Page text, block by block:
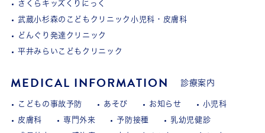
さくらキッズくりにっく
武蔵小杉森のこどもクリニック小児科・皮膚科
どんぐり発達クリニック
平井みらいこどもクリニック
MEDICAL INFORMATION 診療案内
こどもの事故予防 あそび お知らせ 小児科
皮膚科 専門外来 予防接種 乳幼児健診